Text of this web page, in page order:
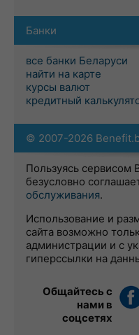
Банки
все банки Беларуси
найти на карте
курсы валют
кредитный
© 2007-2026
Пользуясь сервисом
безусловно
обслуживания.
Использование и
сайта возможно
администрации и с
гиперссылки на
Общайтесь с
нами в
соцсетях